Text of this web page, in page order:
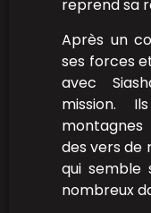
reprend sa
Après un
ses forces
avec
mission.
des vers de
qui semble
nombreux